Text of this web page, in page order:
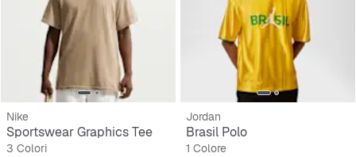
Nike
Sportswear Graphics Tee
3 Colori
Jordan
Brasil Polo
1 Colore